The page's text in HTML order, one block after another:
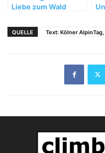
Liebe zum Wald
QUELLE Text: Kölner